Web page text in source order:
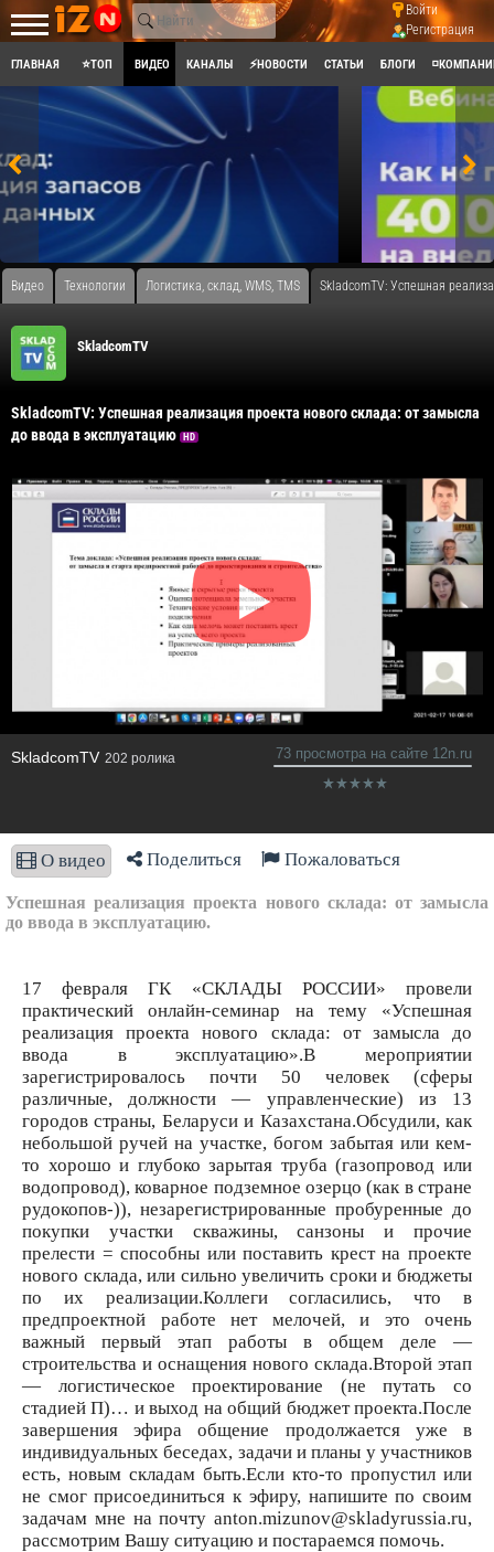
Войти
Регистрация
ГЛАВНАЯ ⭐ТОП ВИДЕО КАНАЛЫ ⚡НОВОСТИ СТАТЬИ БЛОГИ
Видео Технологии Логистика, склад, WMS, TMS SkladcomTV: Успешная
SkladcomTV
SkladcomTV: Успешная реализация проекта нового склада: от замысла
до ввода в эксплуатацию
HD
SkladcomTV 202 ролика 73 просмотра на сайте 12n.ru
О видео Поделиться Пожаловаться
Успешная реализация проекта нового склада: от замысла
до ввода в эксплуатацию.
17 февраля ГК «СКЛАДЫ РОССИИ» провели
практический онлайн-семинар на тему «Успешная
реализация проекта нового склада: от замысла до
ввода в эксплуатацию».В мероприятии
зарегистрировалось почти 50 человек (сферы
различные, должности — управленческие) из 13
городов страны, Беларуси и Казахстана.Обсудили, как
небольшой ручей на участке, богом забытая или кем-
то хорошо и глубоко зарытая труба (газопровод или
водопровод), коварное подземное озерцо (как в стране
рудокопов-)), незарегистрированные пробуренные до
покупки участки скважины, санзоны и прочие
прелести = способны или поставить крест на проекте
нового склада, или сильно увеличить сроки и бюджеты
по их реализации.Коллеги согласились, что в
предпроектной работе нет мелочей, и это очень
важный первый этап работы в общем деле —
строительства и оснащения нового склада.Второй этап
— логистическое проектирование (не путать со
стадией П)… и выход на общий бюджет проекта.После
завершения эфира общение продолжается уже в
индивидуальных беседах, задачи и планы у участников
есть, новым складам быть.Если кто-то пропустил или
не смог присоединиться к эфиру, напишите по своим
задачам мне на почту anton.mizunov@skladyrussia.ru,
рассмотрим Вашу ситуацию и постараемся помочь.